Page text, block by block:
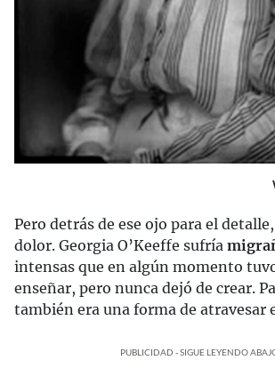
Pero detrás de ese ojo para el
dolor. Georgia O’Keeffe sufría
intensas que en algún momento
enseñar, pero nunca dejó de crear.
también era una forma de atravesar
PUBLICIDAD - SIGUE LEYENDO